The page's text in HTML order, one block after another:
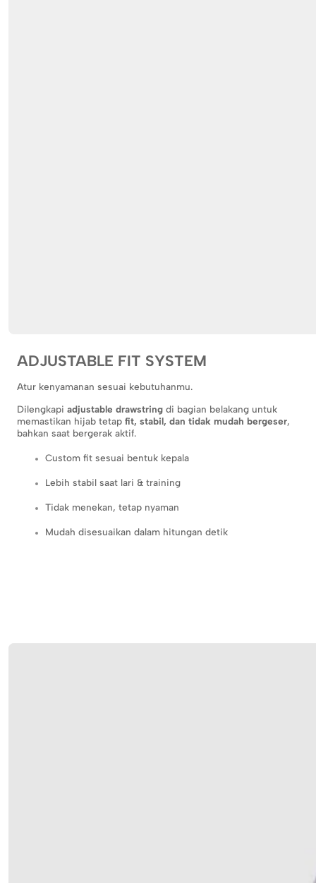
ADJUSTABLE FIT SYSTEM
Atur kenyamanan sesuai kebutuhanmu.
Dilengkapi adjustable drawstring di bagian belakang untuk
memastikan hijab tetap fit, stabil, dan tidak mudah bergeser,
bahkan saat bergerak aktif.
Custom fit sesuai bentuk kepala
Lebih stabil saat lari & training
Tidak menekan, tetap nyaman
Mudah disesuaikan dalam hitungan detik